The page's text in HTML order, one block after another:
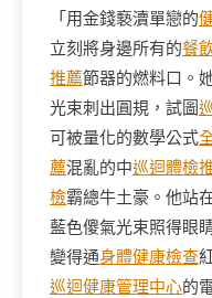
「用金錢褻瀆單戀的
立刻將身邊所有的餐
推薦節器的燃料口。
光束刺出圓規，試圖
可被量化的數學公式
薦混亂的中巡迴體檢
檢霸總牛土豪。他站
藍色傻氣光束照得眼
變得通身體健康檢查
巡迴健康管理中心的